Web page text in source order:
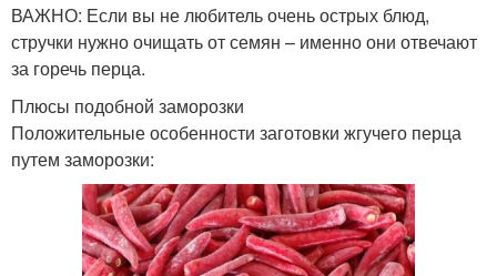
ВАЖНО: Если вы не любитель очень острых блюд,
стручки нужно очищать от семян – именно они отвечают
за горечь перца.
Плюсы подобной заморозки
Положительные особенности заготовки жгучего перца
путем заморозки: